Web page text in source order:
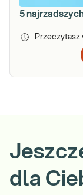
5
Przeczytasz
dla